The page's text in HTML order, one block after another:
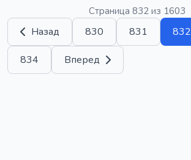
Страница 832 из 1603
Назад 830 831 832
834 Вперед